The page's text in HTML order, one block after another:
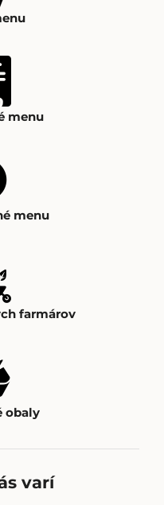
menu
menu
farmárov
obaly
varí